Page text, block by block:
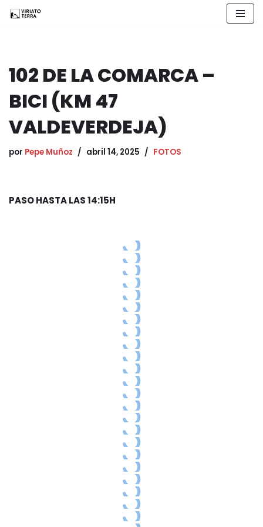
102 DE LA COMARCA –
BICI (KM 47
VALDEVERDEJA)
por Pepe Muñoz abril 14, 2025 FOTOS
PASO HASTA LAS 14:15H